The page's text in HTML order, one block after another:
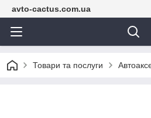
avto-cactus.com.ua
Товари та послуги